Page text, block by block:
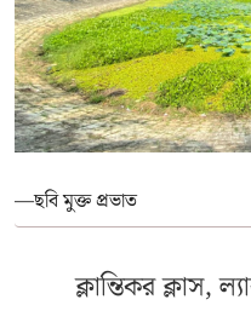
—ছবি মুক্ত প্রভাত
ক্লান্তিকর ক্লাস,